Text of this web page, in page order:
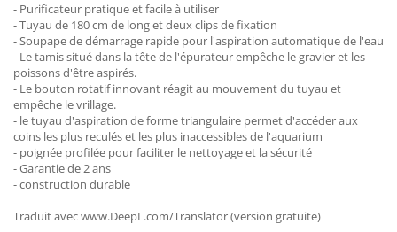
- Purificateur pratique et facile à utiliser
- Tuyau de 180 cm de long et deux clips de fixation
- Soupape de démarrage rapide pour l'aspiration automatique de l'eau
- Le tamis situé dans la tête de l'épurateur empêche le gravier et les
poissons d'être aspirés.
- Le bouton rotatif innovant réagit au mouvement du tuyau et
empêche le vrillage.
- le tuyau d'aspiration de forme triangulaire permet d'accéder aux
coins les plus reculés et les plus inaccessibles de l'aquarium
- poignée profilée pour faciliter le nettoyage et la sécurité
- Garantie de 2 ans
- construction durable
Traduit avec www.DeepL.com/Translator (version gratuite)